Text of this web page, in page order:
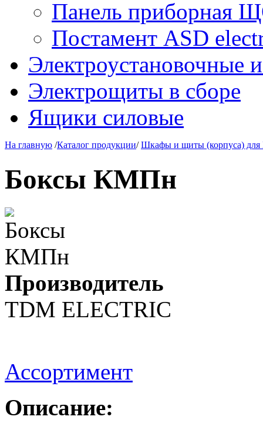
Панель приборная
Постамент ASD
Электроустановочные
Электрощиты в сборе
Ящики силовые
На главную /Каталог продукции/Шкафы и щиты (корпуса)
Боксы КМПн
Производитель
TDM ЕLECTRIC
Ассортимент
Описание: